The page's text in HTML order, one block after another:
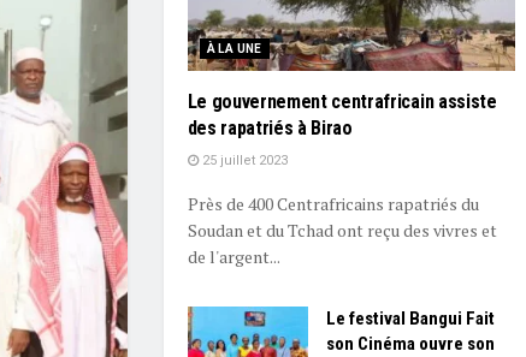
À LA UNE
Le gouvernement centrafricain assiste
des rapatriés à Birao
25 juillet 2023
Près de 400 Centrafricains rapatriés du
Soudan et du Tchad ont reçu des vivres et
de l'argent...
Le festival Bangui Fait
son Cinéma ouvre son